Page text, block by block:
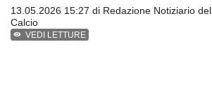
13.05.2026 15:27 di Redazione Notiziario del
Calcio
VEDI LETTURE